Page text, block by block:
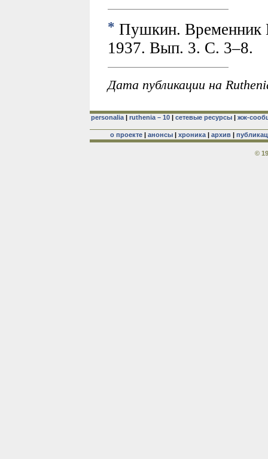
* Пушкин. Временник
1937. Вып. 3. С. 3–8.
Дата публикации на
personalia| ruthenia – 10| сетевые ресурсы| жж-
о проекте| анонсы| хроника| архив|
©